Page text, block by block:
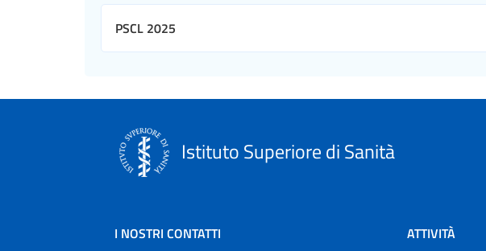
PSCL 2025
Istituto Superiore di Sanità
I NOSTRI CONTATTI ATTIVITÀ